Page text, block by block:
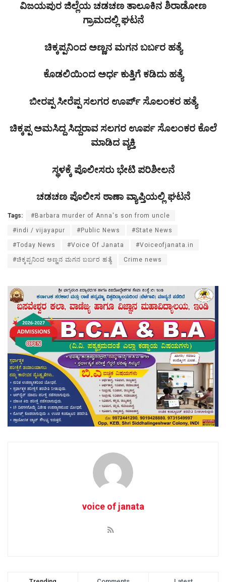
ವಿಜಯಪುರ ಜಿಲ್ಲೆಯ ಚಡಚಣ ತಾಲೂಕಿನ ಶಿರಾಡೋಣ
ಗ್ರಾಮದಲ್ಲಿ ಘಟನೆ
ಚಿಕ್ಕಪ್ಪನಿಂದ ಅಣ್ಣನ ಮಗನ ಬರ್ಬರ ಹತ್ಯೆ
ಕೊಡಲಿಯಿಂದ ಅರ್ಧ ಕುತ್ತಿಗೆ ಕಡಿದು ಹತ್ಯೆ
ಬೀರಪ್ಪ ಸೀರೆಪ್ಪ ಸಲಗರ ಊರ್ಪ್ ಸೊಲಂಕರ ಹತ್ಯೆ
ಚಿಕ್ಕಪ್ಪ ಅಮಸಿದ್ದ ಸಿದ್ದರಾವ ಸಲಗರ ಊರ್ಪ ಸೊಲಂಕರ ಕೊಲೆ
ಮಾಡಿದ ವ್ಯಕ್ತಿ
ಸ್ಥಳಕ್ಕೆ ಪೊಲೀಸರು ಭೇಟಿ ಪರಿಶೀಲನೆ
ಚಡಚಣ ಪೊಲೀಸ ಠಾಣಾ ವ್ಯಾಪ್ತಿಯಲ್ಲಿ ಘಟನೆ
Tags: #Barbara murder of Anna's son from uncle
#indi / vijayapur #Public News #State News
#Today News #Voice Of Janata #Voiceofjanata.in
#ಚಿಕ್ಕಪ್ಪನಿಂದ ಅಣ್ಣನ ಮಗನ ಬರ್ಬರ ಹತ್ಯೆ Crime news
voice of janata